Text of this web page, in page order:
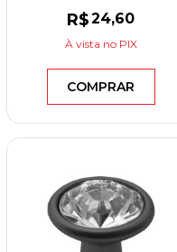
R$24,60
À vista no PIX
COMPRAR